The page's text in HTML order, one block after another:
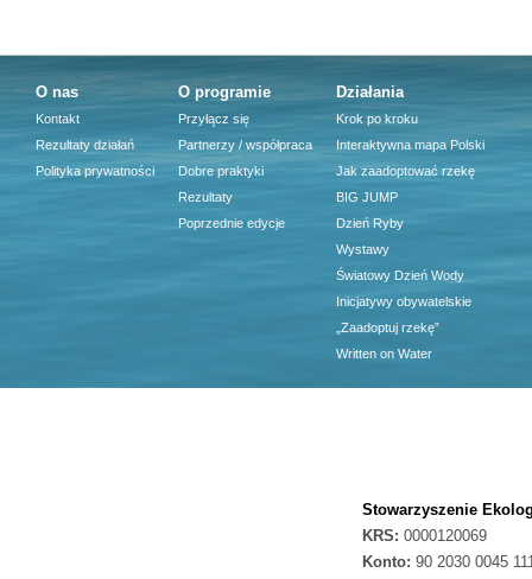
O nas
Kontakt
Rezultaty działań
Polityka prywatności
O programie
Przyłącz się
Partnerzy / współpraca
Dobre praktyki
Rezultaty
Poprzednie edycje
Działania
Krok po kroku
Interaktywna mapa Polski
Jak zaadoptować rzekę
BIG JUMP
Dzień Ryby
Wystawy
Światowy Dzień Wody
Inicjatywy obywatelskie
„Zaadoptuj rzekę”
Written on Water
Stowarzyszenie
KRS: 0000120069
Konto: 90 2030 0045